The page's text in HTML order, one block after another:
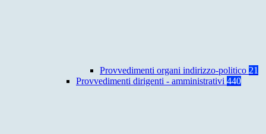
Provvedimenti organi indirizzo-politico 21
Provvedimenti dirigenti - amministrativi 440